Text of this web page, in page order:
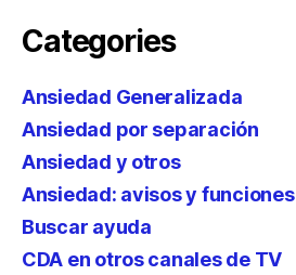
Categories
Ansiedad Generalizada
Ansiedad por separación
Ansiedad y otros
Ansiedad: avisos y funciones
Buscar ayuda
CDA en otros canales de TV